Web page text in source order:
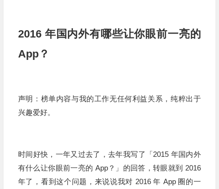
2016 年国内外有哪些让你眼前一亮的
App？
声明：榜单内容与我的工作无任何利益关系，纯粹出于
兴趣爱好。
时间好快，一年又过去了，去年我写了「2015 年国内外
有什么让你眼前一亮的 App？」的回答，转眼就到 2016
年了，看到这个问题，来说说我对 2016 年 App 圈的一